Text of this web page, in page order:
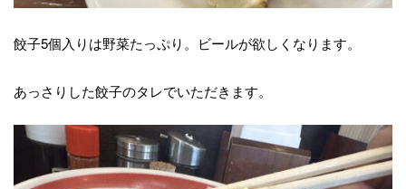
餃子5個入りは野菜たっぷり。ビールが欲しくなります。
あっさりした餃子のタレでいただきます。